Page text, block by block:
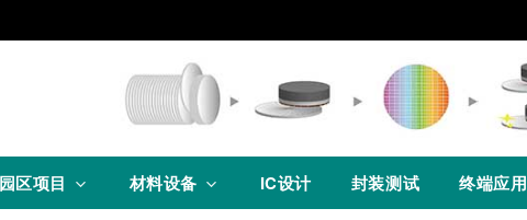
园区项目 材料设备 IC设计 封装测试 终端应用